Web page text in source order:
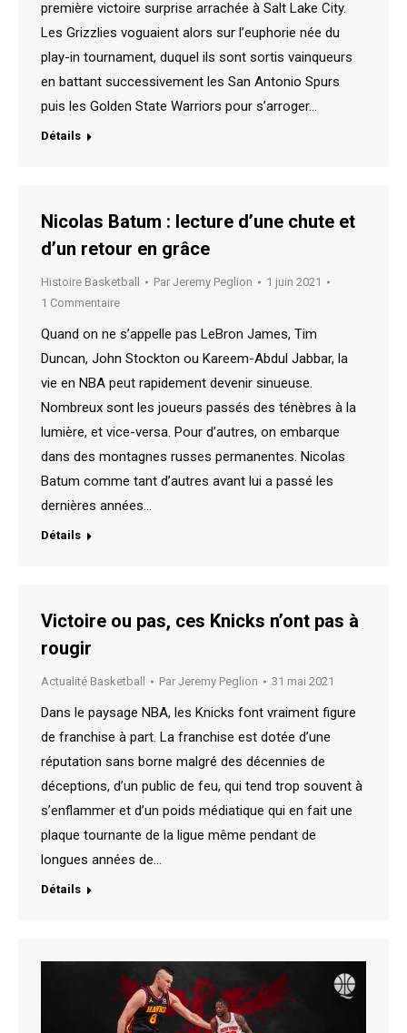
première victoire surprise arrachée à Salt Lake City.
Les Grizzlies voguaient alors sur l’euphorie née du
play-in tournament, duquel ils sont sortis vainqueurs
en battant successivement les San Antonio Spurs
puis les Golden State Warriors pour s’arroger…
Détails
Nicolas Batum : lecture d’une chute et
d’un retour en grâce
Histoire Basketball Par Jeremy Peglion
1 juin 2021
1 Commentaire
Quand on ne s’appelle pas LeBron James, Tim
Duncan, John Stockton ou Kareem-Abdul Jabbar, la
vie en NBA peut rapidement devenir sinueuse.
Nombreux sont les joueurs passés des ténèbres à la
lumière, et vice-versa. Pour d’autres, on embarque
dans des montagnes russes permanentes. Nicolas
Batum comme tant d’autres avant lui a passé les
dernières années…
Détails
Victoire ou pas, ces Knicks n’ont pas à
rougir
Actualité Basketball Par Jeremy Peglion 31 mai 2021
Dans le paysage NBA, les Knicks font vraiment figure
de franchise à part. La franchise est dotée d’une
réputation sans borne malgré des décennies de
déceptions, d’un public de feu, qui tend trop souvent à
s’enflammer et d’un poids médiatique qui en fait une
plaque tournante de la ligue même pendant de
longues années de…
Détails